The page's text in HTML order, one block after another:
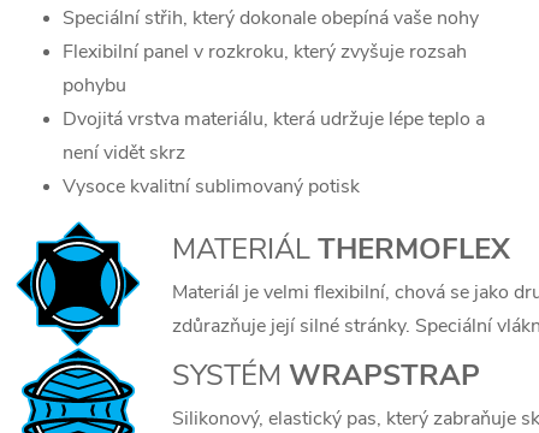
Speciální střih, který dokonale obepíná vaše nohy
Flexibilní panel v rozkroku, který zvyšuje rozsah
pohybu
Dvojitá vrstva materiálu, která udržuje lépe teplo a
není vidět skrz
Vysoce kvalitní sublimovaný potisk
MATERIÁLTHERMOFLEX
Materiál je velmi flexibilní, chová se jako
zdůrazňuje její silné stránky. Speciální
SYSTÉM WRAPSTRAP
Silikonový, elastický pas, který zabraňuje